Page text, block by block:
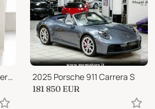
1990 Porsche 911 964 Carrera 2 Targa 2025 Porsche 911 Carrera S
181 850 EUR